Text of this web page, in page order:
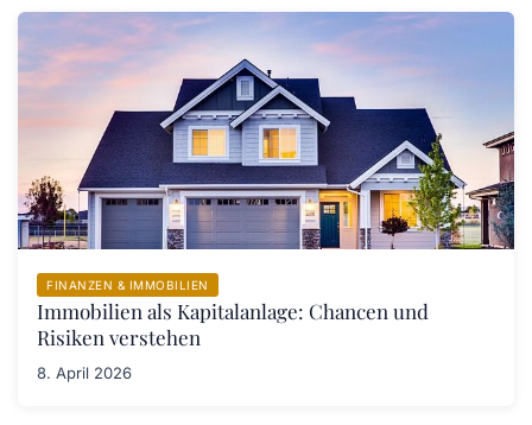
FINANZEN & IMMOBILIEN
Immobilien als Kapitalanlage: Chancen und
Risiken verstehen
8. April 2026